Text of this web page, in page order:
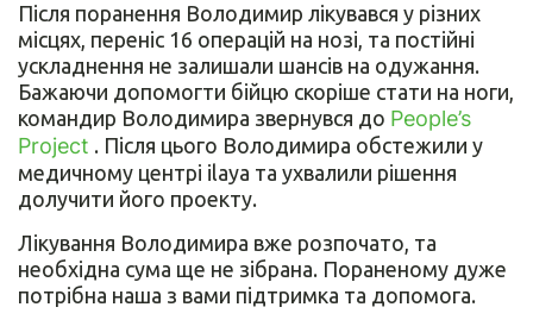
Після поранення Володимир лікувався у різних
місцях, переніс 16 операцій на нозі, та постійні
ускладнення не залишали шансів на одужання.
Бажаючи допомогти бійцю скоріше стати на ноги,
командир Володимира звернувся до People’s
Project . Після цього Володимира обстежили у
медичному центрі ilaya та ухвалили рішення
долучити його проекту.
Лікування Володимира вже розпочато, та
необхідна сума ще не зібрана. Пораненому дуже
потрібна наша з вами підтримка та допомога.